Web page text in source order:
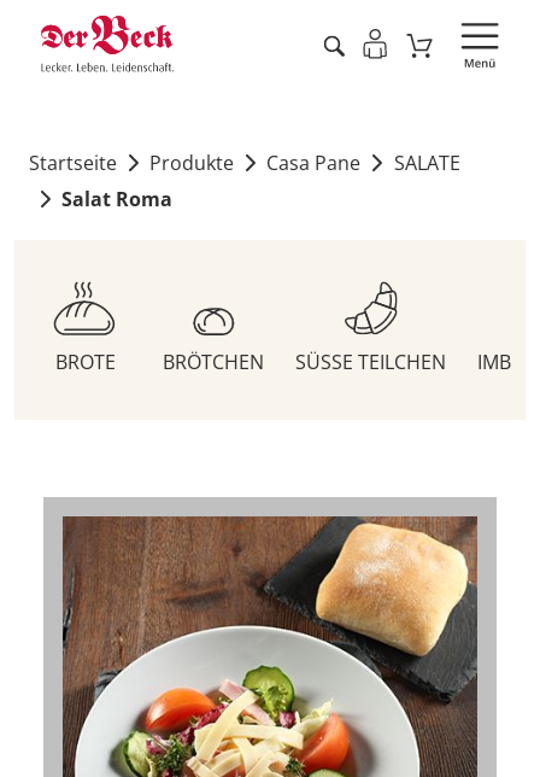
Startseite Produkte Casa Pane
SALATE
Salat Roma
BROTE BRÖTCHEN SÜSSE TEILCHEN